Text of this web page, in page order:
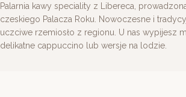
Palarnia kawy speciality z Libereca,
czeskiego Palacza Roku. Nowoczesne i
uczciwe rzemiosło z regionu. U nas wypijesz
delikatne cappuccino lub wersje na lodzie.